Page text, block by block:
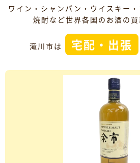
ワイン・シャンパン・ウイスキー
焼酎など世界各国のお酒の買
滝川市は 宅配・出張